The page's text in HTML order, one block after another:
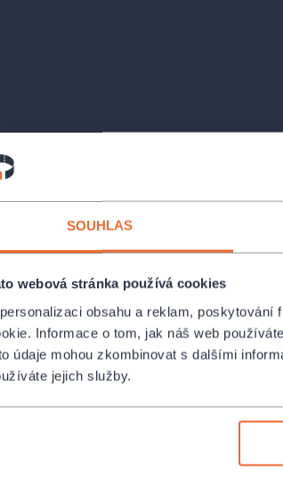
SOUHLAS
webová stránka používá cookies
obsahu a reklam,
Informace o tom, jak náš web
údaje mohou zkombinovat s dalšími
jejich služby.
s úsměvem dojmout. Ale když zjistíte, že
v mladické nerozvážnosti vzali za ženu
zbýt jen oči pro pláč.
Vlastní pílí se vypracoval k ohromnému
Bourbonů. Tu si vezme za ženu, jen co
se ovšem zjeví Maryse, Antoinova dávná
za zákonnou manželku – a pak na to
rázem komplikuje. Nezbývá než na Maryse
plná absurdních situací a